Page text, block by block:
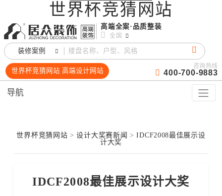
世界杯竞猜网站
高端全案·品质整装
全国
装修案例
世界杯竞猜网站 高端设计网站
咨询热线
400-700-9883
导航
世界杯竞猜网站 >设计大奖赛新闻 > IDCF2008最佳展示设
计大奖
IDCF2008最佳展示设计大奖